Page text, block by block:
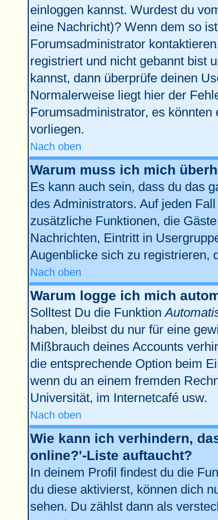
einloggen kannst. Wurdest du
eine Nachricht)? Wenn dem so
Forumsadministrator
registriert und nicht gebannt bist
kannst, dann überprüfe deinen
Normalerweise liegt hier der
Forumsadministrator, es
vorliegen.
Nach oben
Warum muss ich mich
Es kann auch sein, dass du das
des Administrators. Auf jeden
zusätzliche Funktionen, die
Nachrichten, Eintritt in
Augenblicke sich zu registrieren,
Nach oben
Warum logge ich mich
Solltest Du die Funktion
haben, bleibst du nur für eine
Mißbrauch deines Accounts
die entsprechende Option beim
wenn du an einem fremden
Universität, im Internetcafé usw.
Nach oben
Wie kann ich verhindern,
online?'-Liste auftaucht?
In deinem Profil findest du die
du diese aktivierst, können dich
sehen. Du zählst dann als